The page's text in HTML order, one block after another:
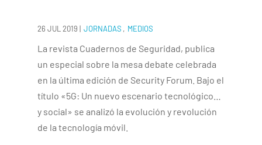
26 JUL 2019 | JORNADAS , MEDIOS
La revista Cuadernos de Seguridad, publica
un especial sobre la mesa debate celebrada
en la última edición de Security Forum. Bajo el
título «5G: Un nuevo escenario tecnológico…
y social» se analizó la evolución y revolución
de la tecnología móvil.